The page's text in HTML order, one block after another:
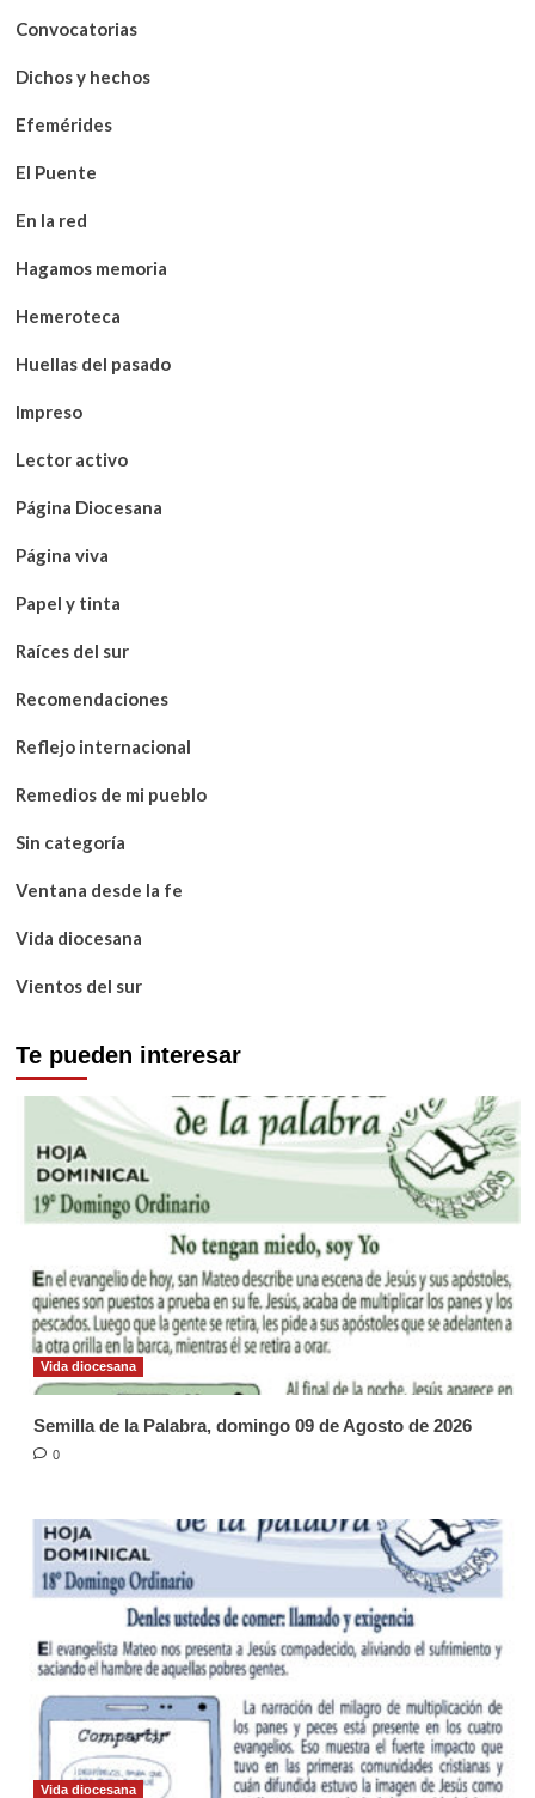
Convocatorias
Dichos y hechos
Efemérides
El Puente
En la red
Hagamos memoria
Hemeroteca
Huellas del pasado
Impreso
Lector activo
Página Diocesana
Página viva
Papel y tinta
Raíces del sur
Recomendaciones
Reflejo internacional
Remedios de mi pueblo
Sin categoría
Ventana desde la fe
Vida diocesana
Vientos del sur
Te pueden interesar
Vida diocesana
Semilla de la Palabra, domingo 09 de Agosto de 2026
0
Vida diocesana